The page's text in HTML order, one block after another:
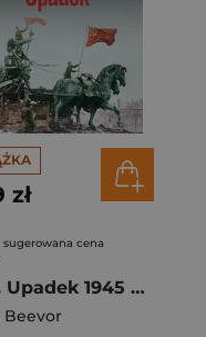
zł
sugerowana cena
Berlin. Upadek 1945 wyd. 2021